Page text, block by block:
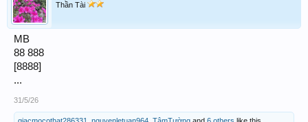
Thần Tài
MB
88 888
[8888]
...
31/5/26